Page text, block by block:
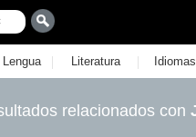
Lengua | Literatura | Idiomas
relacionados con